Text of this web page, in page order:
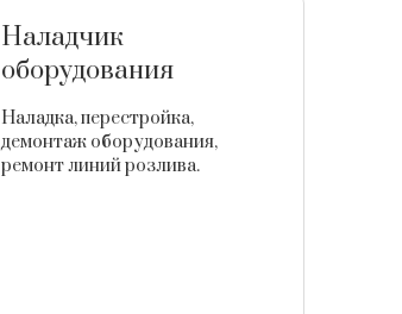
Наладчик
оборудования
Наладка, перестройка,
демонтаж оборудования,
ремонт линий розлива.